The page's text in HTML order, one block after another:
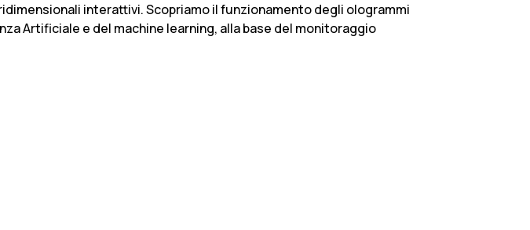
interattivi. Scopriamo il funzionamento degli ologrammi
Arti­ficiale e del machine learning, alla base del monitoraggio